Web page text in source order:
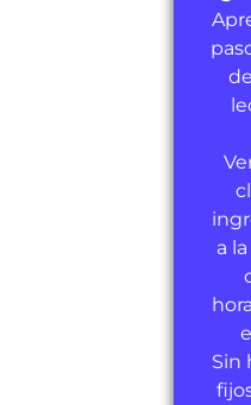
a
Sin